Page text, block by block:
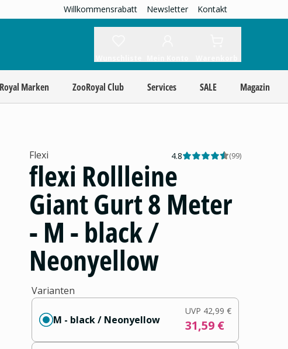
Willkommensrabatt Newsletter Kontakt
Marken ZooRoyal Club Services SALE Magazin
Flexi 4.8 (99)
flexi Rollleine
Giant Gurt 8 Meter
- M - black /
Neonyellow
Varianten
M - black / Neonyellow
UVP 42,99 €
31,59 €